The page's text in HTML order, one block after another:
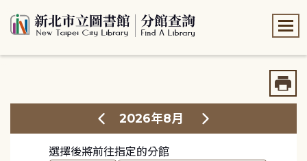
2026年8月
選擇後將前往指定的分館